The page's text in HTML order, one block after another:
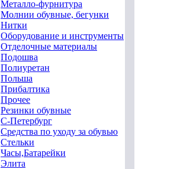
Металло-фурнитура
Молнии обувные, бегунки
Нитки
Оборудование и инструменты
Отделочные материалы
Подошва
Полиуретан
Польша
Прибалтика
Прочее
Резинки обувные
С-Петербург
Средства по уходу за обувью
Стельки
Часы,Батарейки
Элита